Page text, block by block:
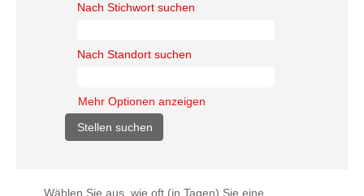
Nach Stichwort suchen
Nach Standort suchen
Mehr Optionen anzeigen
Wählen Sie aus, wie oft (in Tagen) Sie eine